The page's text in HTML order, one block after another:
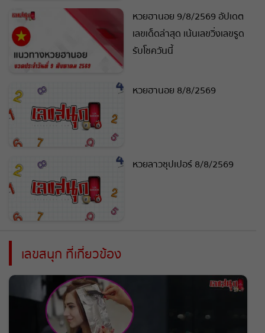
หวยฮานอย 9/8/2569 อัปเดต
เลขเด็ดล่าสุด เน้นเลขวิ่งเลขรูด
รับโชควันนี้
หวยฮานอย 8/8/2569
หวยลาวซุปเปอร์ 8/8/2569
เลขสนุก ที่เกี่ยวข้อง